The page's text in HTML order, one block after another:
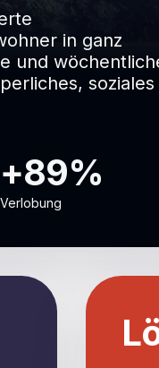
in ganz
und
soziales
+89%
Verlobung